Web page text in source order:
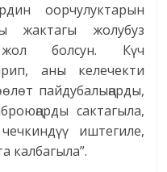
оорчулуктарын
жактагы жолубуз
жол болсун. Күч
аны келечекти
пайдубалыңарды,
сактагыла,
иштегиле,
калбагыла”.